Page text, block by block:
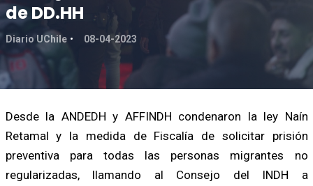
de DD.HH
Diario UChile 08-04-2023
Desde la ANDEDH y AFFINDH condenaron la ley Naín
Retamal y la medida de Fiscalía de solicitar prisión
preventiva para todas las personas migrantes no
regularizadas, llamando al Consejo del INDH a